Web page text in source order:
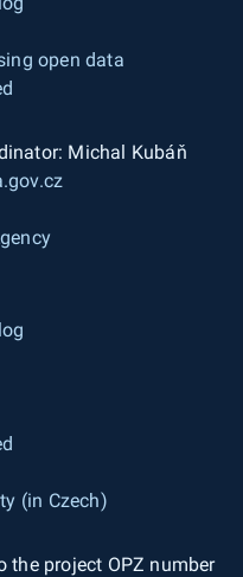
open data
Michal Kubáň
(in Czech)
the project OPZ number